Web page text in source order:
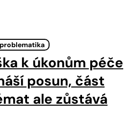
k úkonům péče
posun, část
ale zůstává